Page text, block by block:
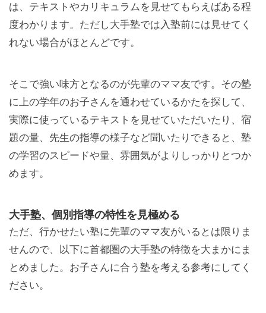
は、テキストやカリキュラムを見せてもらえばある程
度わかります。ただし大手塾では入塾前には見せてく
れない場合がほとんどです。
そこで強い味方となるのが先輩のママ友です。その塾
に上の学年のお子さんを通わせているかたを探して、
実際に使っているテキストを見せていただいたり、宿
題の量、先生の指導の様子など聞いたりできると、塾
の学習のスピードや量、雰囲気がよりしっかりとつか
めます。
大手塾、個別指導の特性を見極める
ただ、行かせたい塾に先輩のママ友がいるとは限りま
せんので、以下に首都圏の大手塾の特徴を大まかにま
とめました。お子さんに合う塾を考える参考にしてく
ださい。